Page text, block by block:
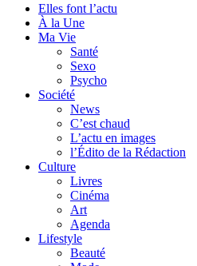
Elles font l’actu
À la Une
Ma Vie
Santé
Sexo
Psycho
Société
News
C’est chaud
L’actu en images
l’Édito de la Rédaction
Culture
Livres
Cinéma
Art
Agenda
Lifestyle
Beauté